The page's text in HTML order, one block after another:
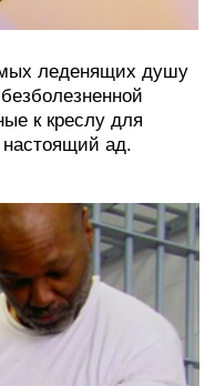
леденящих душу
к креслу для
ад.